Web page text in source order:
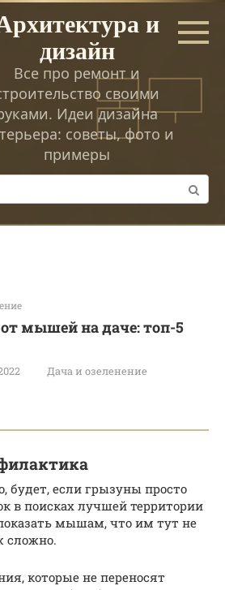
и
дизайн
Все про ремонт и
своими
Идеи дизайна
советы, фото и
примеры
мышей на даче: топ-5
Дача и озеленение
будет, если грызуны просто
в поисках лучшей территории
мышам, что им тут не
сложно.
которые не переносят